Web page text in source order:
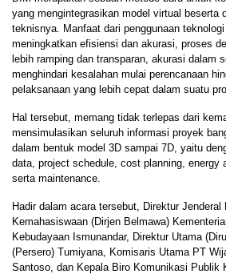
yang mengintegrasikan model virtual beserta
teknisnya. Manfaat dari penggunaan teknologi
meningkatkan efisiensi dan akurasi, proses
lebih ramping dan transparan, akurasi dalam
menghindari kesalahan mulai perencanaan
pelaksanaan yang lebih cepat dalam suatu
Hal tersebut, memang tidak terlepas dari
mensimulasikan seluruh informasi proyek
dalam bentuk model 3D sampai 7D, yaitu
data, project schedule, cost planning, energy
serta maintenance.
Hadir dalam acara tersebut, Direktur Jenderal
Kemahasiswaan (Dirjen Belmawa)
Kebudayaan Ismunandar, Direktur Utama
(Persero) Tumiyana, Komisaris Utama PT
Santoso, dan Kepala Biro Komunikasi Publik